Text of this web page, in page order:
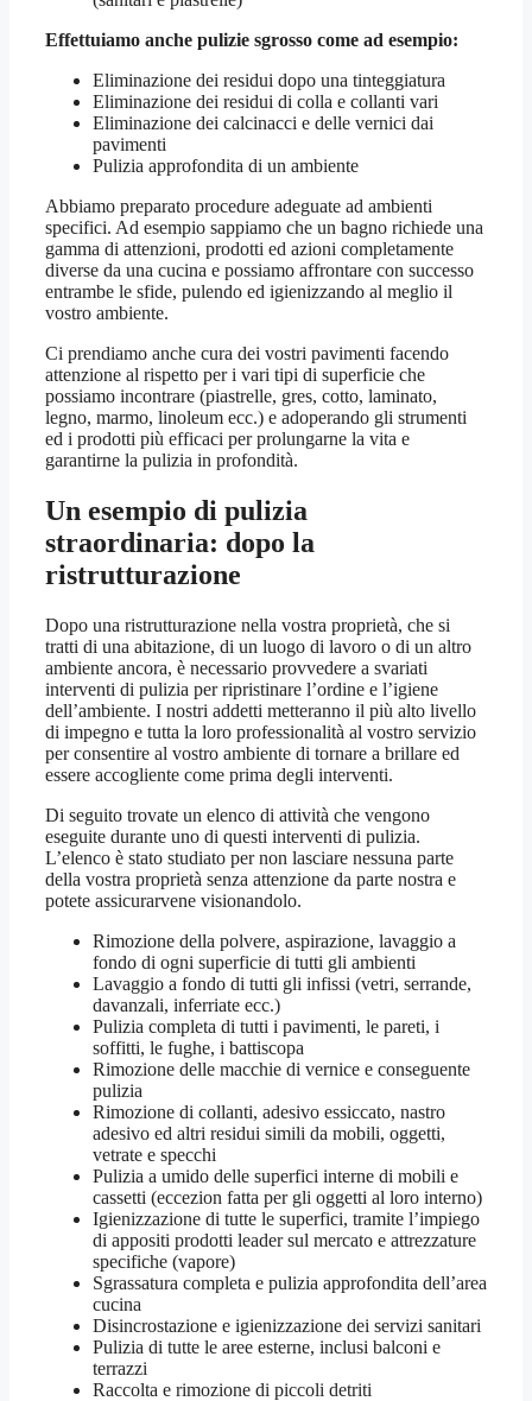
Effettuiamo anche pulizie sgrosso come ad esempio:
Eliminazione dei residui dopo una tinteggiatura
Eliminazione dei residui di colla e collanti vari
Eliminazione dei calcinacci e delle vernici dai
pavimenti
Pulizia approfondita di un ambiente
Abbiamo preparato procedure adeguate ad ambienti
specifici. Ad esempio sappiamo che un bagno richiede una
gamma di attenzioni, prodotti ed azioni completamente
diverse da una cucina e possiamo affrontare con successo
entrambe le sfide, pulendo ed igienizzando al meglio il
vostro ambiente.
Ci prendiamo anche cura dei vostri pavimenti facendo
attenzione al rispetto per i vari tipi di superficie che
possiamo incontrare (piastrelle, gres, cotto, laminato,
legno, marmo, linoleum ecc.) e adoperando gli strumenti
ed i prodotti più efficaci per prolungarne la vita e
garantirne la pulizia in profondità.
Un esempio di pulizia
straordinaria: dopo la
ristrutturazione
Dopo una ristrutturazione nella vostra proprietà, che si
tratti di una abitazione, di un luogo di lavoro o di un altro
ambiente ancora, è necessario provvedere a svariati
interventi di pulizia per ripristinare l’ordine e l’igiene
dell’ambiente. I nostri addetti metteranno il più alto livello
di impegno e tutta la loro professionalità al vostro servizio
per consentire al vostro ambiente di tornare a brillare ed
essere accogliente come prima degli interventi.
Di seguito trovate un elenco di attività che vengono
eseguite durante uno di questi interventi di pulizia.
L’elenco è stato studiato per non lasciare nessuna parte
della vostra proprietà senza attenzione da parte nostra e
potete assicurarvene visionandolo.
Rimozione della polvere, aspirazione, lavaggio a
fondo di ogni superficie di tutti gli ambienti
Lavaggio a fondo di tutti gli infissi (vetri, serrande,
davanzali, inferriate ecc.)
Pulizia completa di tutti i pavimenti, le pareti, i
soffitti, le fughe, i battiscopa
Rimozione delle macchie di vernice e conseguente
pulizia
Rimozione di collanti, adesivo essiccato, nastro
adesivo ed altri residui simili da mobili, oggetti,
vetrate e specchi
Pulizia a umido delle superfici interne di mobili e
cassetti (eccezion fatta per gli oggetti al loro interno)
Igienizzazione di tutte le superfici, tramite l’impiego
di appositi prodotti leader sul mercato e attrezzature
specifiche (vapore)
Sgrassatura completa e pulizia approfondita dell’area
cucina
Disincrostazione e igienizzazione dei servizi sanitari
Pulizia di tutte le aree esterne, inclusi balconi e
terrazzi
Raccolta e rimozione di piccoli detriti